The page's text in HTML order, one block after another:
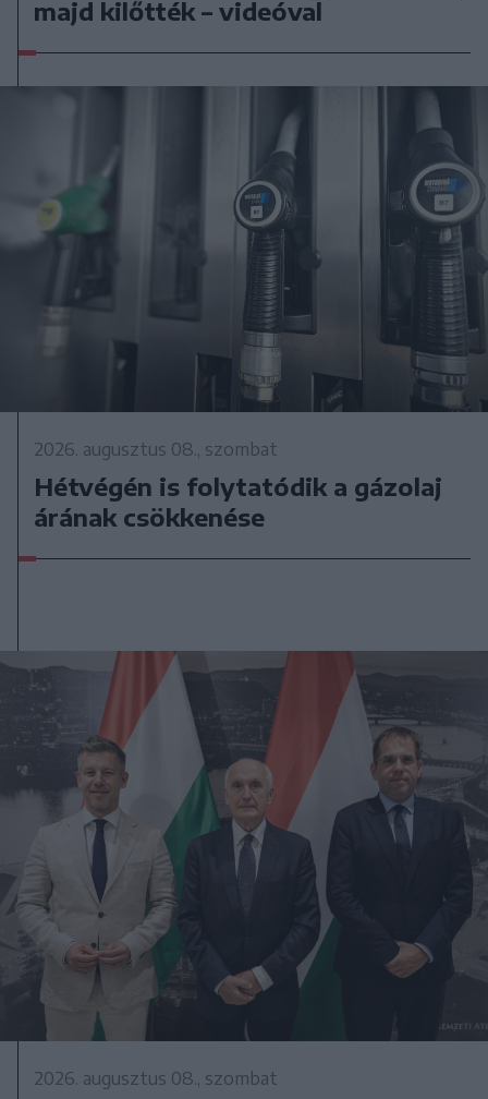
majd kilőtték – videóval
2026. augusztus 08., szombat
Hétvégén is folytatódik a gázolaj
árának csökkenése
2026. augusztus 08., szombat